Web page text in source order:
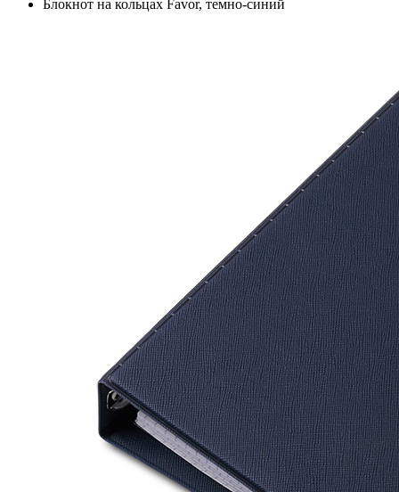
Блокнот на кольцах Favor, темно-синий